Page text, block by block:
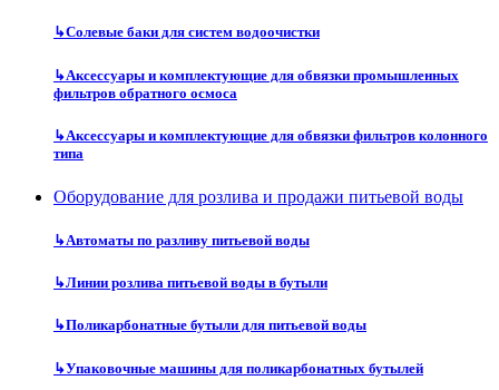
↳Солевые баки для систем водоочистки
↳Аксессуары и комплектующие для обвязки промышленных
фильтров обратного осмоса
↳Аксессуары и комплектующие для обвязки фильтров колонного
типа
Оборудование для розлива и продажи питьевой воды
↳Автоматы по разливу питьевой воды
↳Линии розлива питьевой воды в бутыли
↳Поликарбонатные бутыли для питьевой воды
↳Упаковочные машины для поликарбонатных бутылей